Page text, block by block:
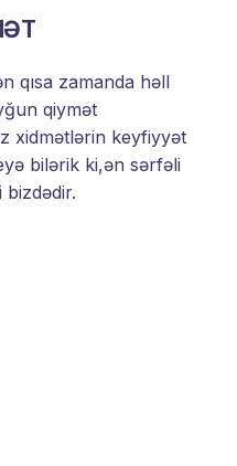
qısa zamanda həll
qiymət
xidmətlərin keyfiyyət
bilərik ki,ən sərfəli
bizdədir.